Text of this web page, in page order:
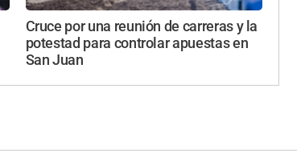
Cruce por una reunión de carreras y la
potestad para controlar apuestas en
San Juan